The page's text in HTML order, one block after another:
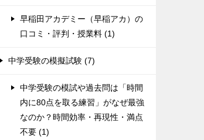
早稲田アカデミー（早稲アカ）の
口コミ・評判・授業料 (1)
中学受験の模擬試験 (7)
中学受験の模試や過去問は「時間
内に80点を取る練習」がなぜ最強
なのか？時間効率・再現性・満点
不要 (1)